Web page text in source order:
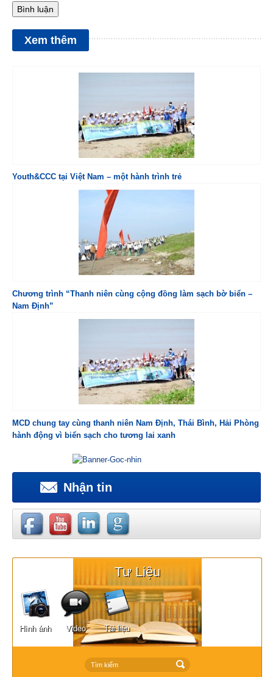
Xem thêm
Youth&CCC tại Việt Nam – một hành trình trẻ
Chương trình “Thanh niên cùng cộng đồng làm sạch bờ biển –
Nam Định”
MCD chung tay cùng thanh niên Nam Định, Thái Bình, Hải Phòng
hành động vì biển sạch cho tương lai xanh
Nhận tin
Tư Liệu
Hình ảnh Video Tài liệu